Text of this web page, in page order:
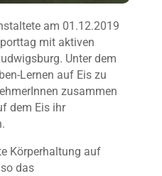
am 01.12.2019
mit aktiven
Unter dem
Lernen auf Eis zu
zusammen
dem Eis ihr
Körperhaltung auf
das